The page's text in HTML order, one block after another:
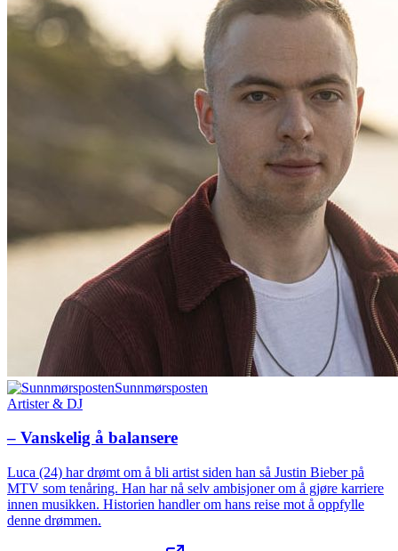
Sunnmørsposten
Artister & DJ
– Vanskelig å balansere
Luca (24) har drømt om å bli artist siden han så Justin Bieber på
MTV som tenåring. Han har nå selv ambisjoner om å gjøre karriere
innen musikken. Historien handler om hans reise mot å oppfylle
denne drømmen.